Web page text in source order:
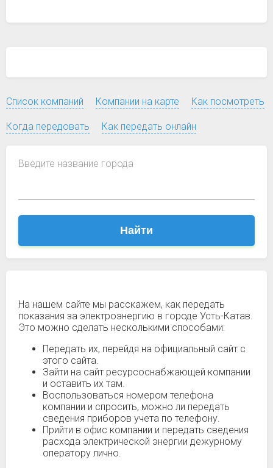
Список компаний Компании на карте Как посмотреть
Когда передовать Как передать онлайн
Введите название города
Найти
На нашем сайте мы расскажем, как передать
показания за электроэнергию в городе Усть-Катав.
Это можно сделать несколькими способами:
Передать их, перейдя на официальный сайт с
этого сайта.
Зайти на сайт ресурсоснабжающей компании
и оставить их там.
Воспользоваться номером телефона
компании и спросить, можно ли передать
сведения приборов учета по телефону.
Прийти в офис компании и передать сведения
расхода электрической энергии дежурному
оператору лично.